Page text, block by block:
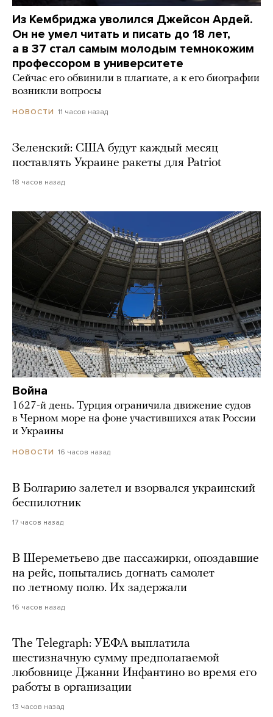
Из Кембриджа уволился Джейсон Ардей.
Он не умел читать и писать до 18 лет,
а в 37 стал самым молодым темнокожим
профессором в университете
Сейчас его обвинили в плагиате, а к его биографии
возникли вопросы
НОВОСТИ 11 часов назад
Зеленский: США будут каждый месяц
поставлять Украине ракеты для Patriot
18 часов назад
Война
1627-й день. Турция ограничила движение судов
в Черном море на фоне участившихся атак России
и Украины
НОВОСТИ 16 часов назад
В Болгарию залетел и взорвался украинский
беспилотник
17 часов назад
В Шереметьево две пассажирки, опоздавшие
на рейс, попытались догнать самолет
по летному полю. Их задержали
16 часов назад
The Telegraph: УЕФА выплатила
шестизначную сумму предполагаемой
любовнице Джанни Инфантино во время его
работы в организации
13 часов назад